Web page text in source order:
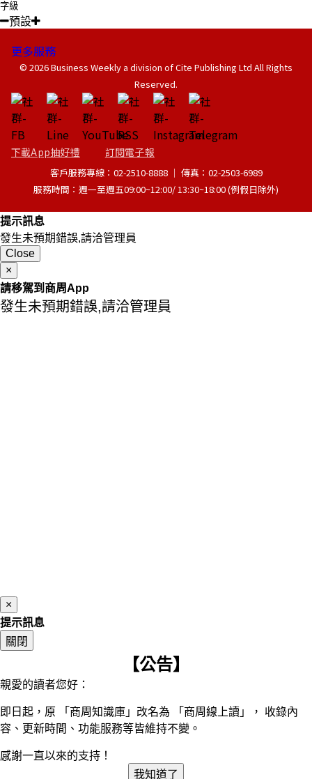
字級
預設
更多服務
© 2026 Business Weekly a division of Cite Publishing Ltd All Rights
Reserved.
下載App抽好禮 訂閱電子報
客戶服務專線：02-2510-8888 │ 傳真：02-2503-6989
服務時間：週一至週五09:00~12:00/ 13:30~18:00 (例假日除外)
提示訊息
發生未預期錯誤,請洽管理員
Close
×
請移駕到商周App
發生未預期錯誤,請洽管理員
×
提示訊息
關閉
【公告】
親愛的讀者您好：
即日起，原 「商周知識庫」改名為 「商周線上讀」， 收錄內
容、更新時間、功能服務等皆維持不變。
感謝一直以來的支持！
我知道了